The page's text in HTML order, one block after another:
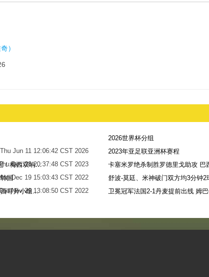
）
Thu Jun 11 12:06:42 CST 2026
2026世界杯分组
Dec 28 20:37:48 CST 2023
2023年亚足联亚洲杯赛程
世界杯-阿根廷点球7-5法国，时隔36年再夺冠！梅西双响姆巴佩戴帽
Dec 19 15:03:43 CST 2022
卡塞米罗绝杀制胜罗德里戈助攻 巴
国
Nov 29 13:08:50 CST 2022
舒波-莫廷、米神破门双方均3分钟2
梅西无解贴地斩+助攻恩佐破门 阿根廷2-0墨西哥升小组第二
卫冕冠军法国2-1丹麦提前出线 姆